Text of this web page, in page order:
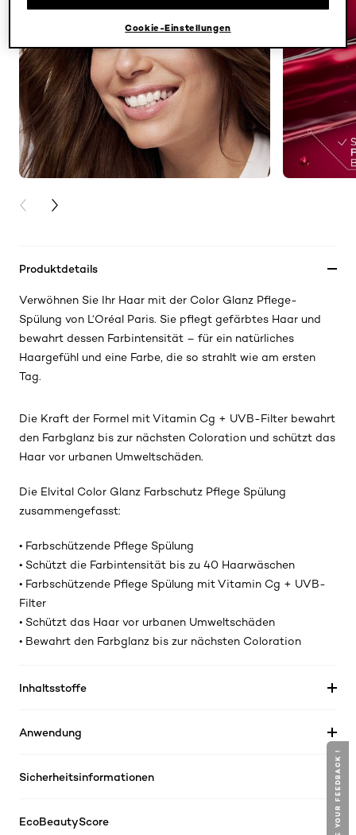
PREVIOUS CARD
NEXT CARD
Produktdetails
Verwöhnen Sie Ihr Haar mit der Color Glanz Pflege-
Spülung von L‘Oréal Paris. Sie pflegt gefärbtes Haar und
bewahrt dessen Farbintensität – für ein natürliches
Haargefühl und eine Farbe, die so strahlt wie am ersten
Tag.
Die Kraft der Formel mit Vitamin Cg + UVB-Filter bewahrt
den Farbglanz bis zur nächsten Coloration und schützt das
Haar vor urbanen Umweltschäden.
Die Elvital Color Glanz Farbschutz Pflege Spülung
zusammengefasst:
• Farbschützende Pflege Spülung
• Schützt die Farbintensität bis zu 40 Haarwäschen
• Farbschützende Pflege Spülung mit Vitamin Cg + UVB-
Filter
• Schützt das Haar vor urbanen Umweltschäden
• Bewahrt den Farbglanz bis zur nächsten Coloration
Inhaltsstoffe
Anwendung
Sicherheitsinformationen
EcoBeautyScore GIVE YOUR FEEDBACK !
Cookie-Einstellungen